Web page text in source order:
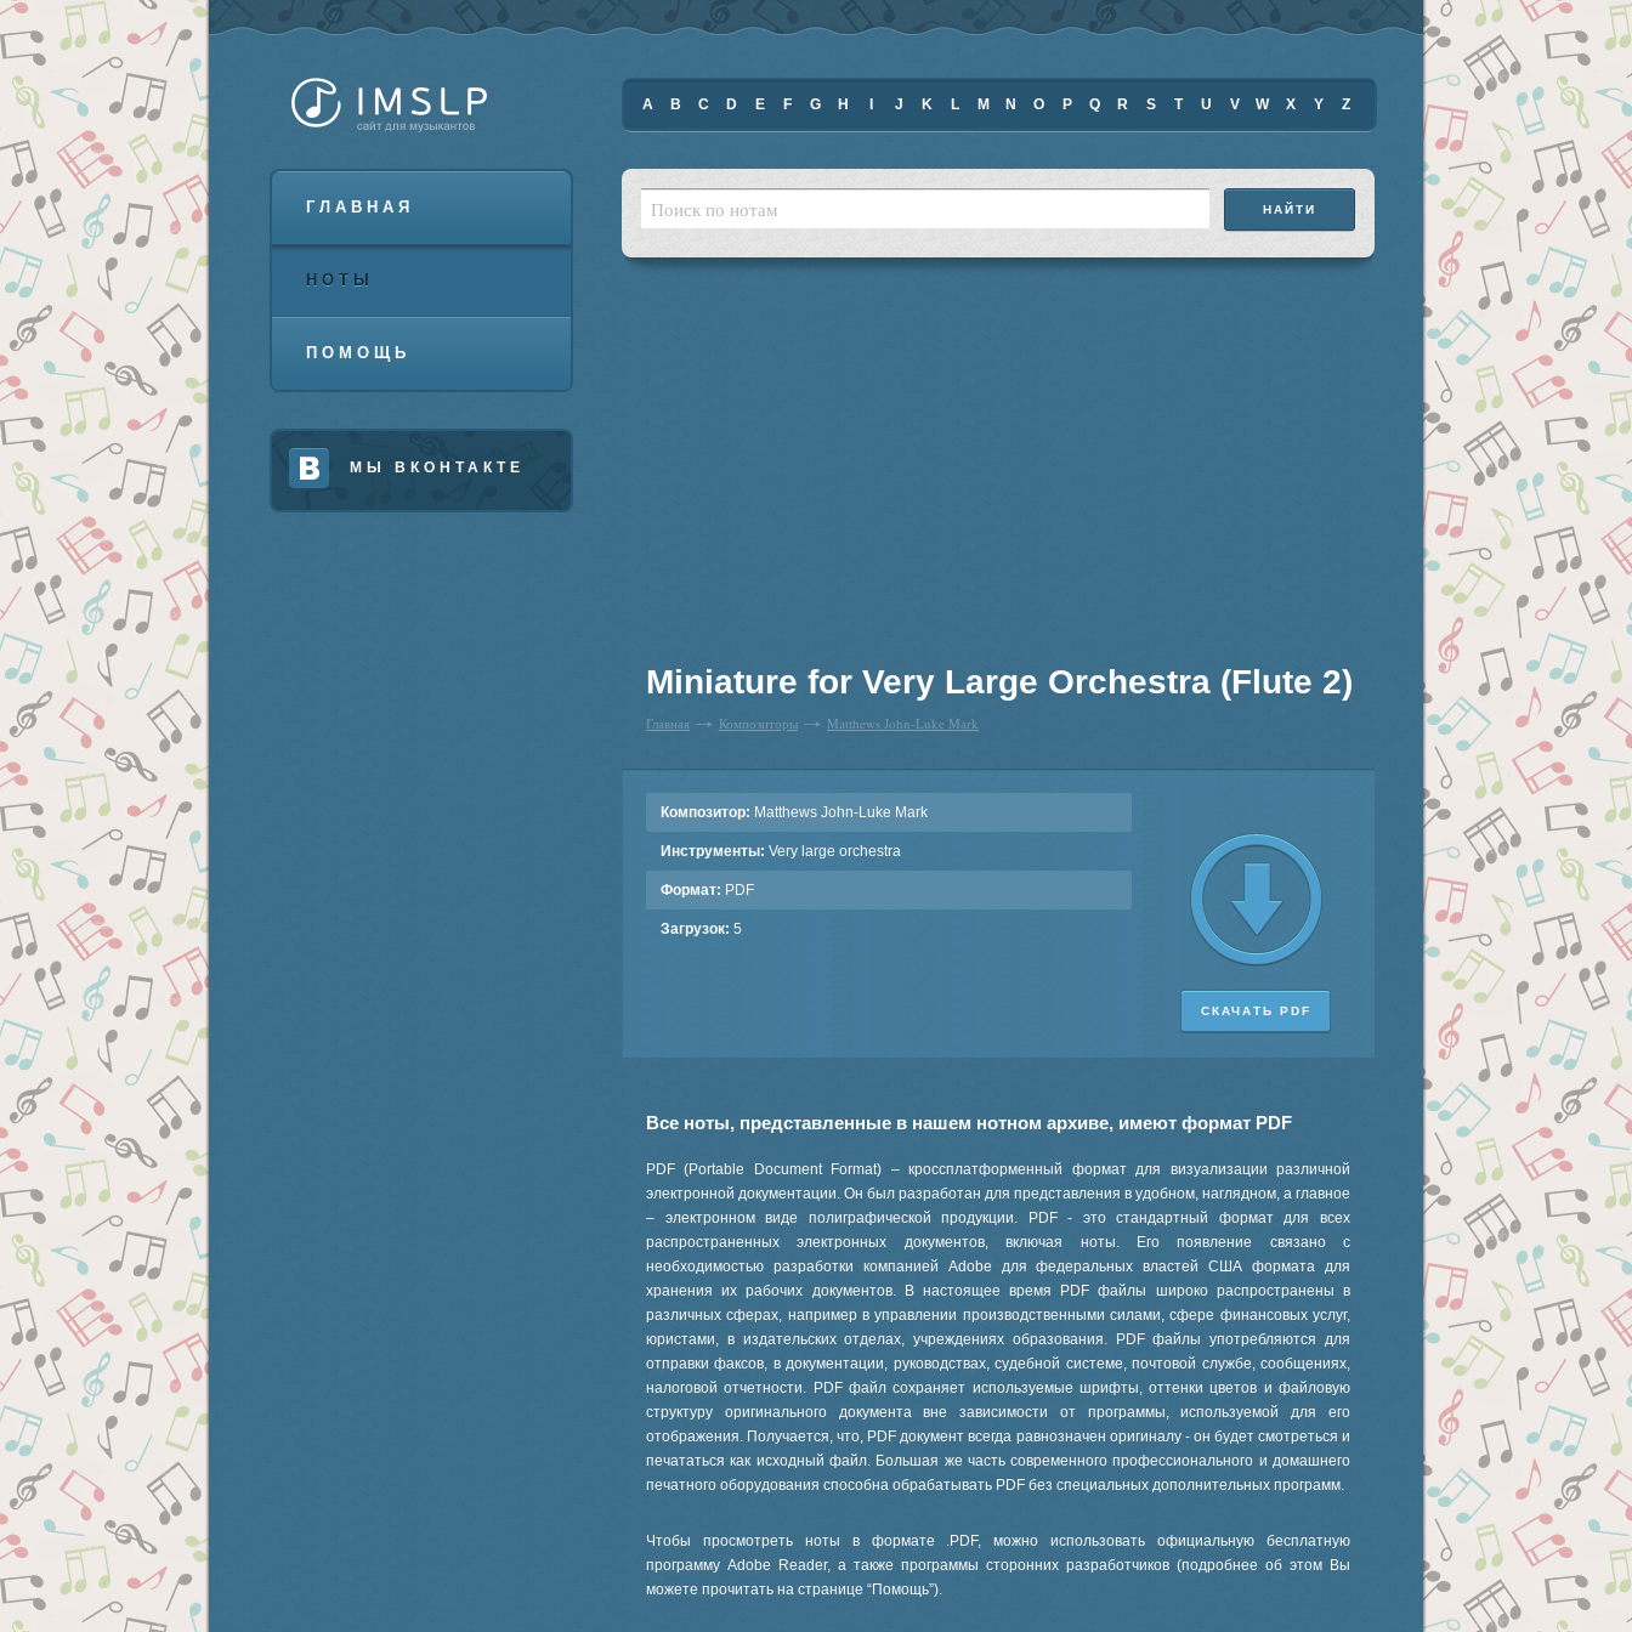
ГЛАВНАЯ
НОТЫ
ПОМОЩЬ
МЫ ВКОНТАКТЕ
A B C D E F G H J K L M N O P Q R S T U V W X Y Z
Miniature for Very Large Orchestra (Flute 2)
Главная Композиторы Matthews John-Luke Mark
Композитор: Matthews John-Luke Mark
Инструменты: Very large orchestra
Формат: PDF
Загрузок: 5
СКАЧАТЬ PDF
Все ноты, представленные в нашем нотном архиве, имеют формат PDF
PDF (Portable Document Format) – кроссплатформенный формат для визуализации различной
электронной документации. Он был разработан для представления в удобном, наглядном, а главное
– электронном виде полиграфической продукции. PDF - это стандартный формат для всех
распространенных электронных документов, включая ноты. Его появление связано с
необходимостью разработки компанией Adobe для федеральных властей США формата для
хранения их рабочих документов. В настоящее время PDF файлы широко распространены в
различных сферах, например в управлении производственными силами, сфере финансовых услуг,
юристами, в издательских отделах, учреждениях образования. PDF файлы употребляются для
отправки факсов, в документации, руководствах, судебной системе, почтовой службе, сообщениях,
налоговой отчетности. PDF файл сохраняет используемые шрифты, оттенки цветов и файловую
структуру оригинального документа вне зависимости от программы, используемой для его
отображения. Получается, что, PDF документ всегда равнозначен оригиналу - он будет смотреться и
печататься как исходный файл. Большая же часть современного профессионального и домашнего
печатного оборудования способна обрабатывать PDF без специальных дополнительных программ.
Чтобы просмотреть ноты в формате .PDF, можно использовать официальную бесплатную
программу Adobe Reader, а также программы сторонних разработчиков (подробнее об этом Вы
можете прочитать на странице “Помощь”).